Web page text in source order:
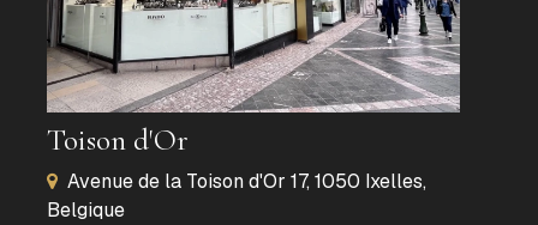
Toison d'Or
Avenue de la Toison d'Or 17, 1050 Ixelles,
Belgique